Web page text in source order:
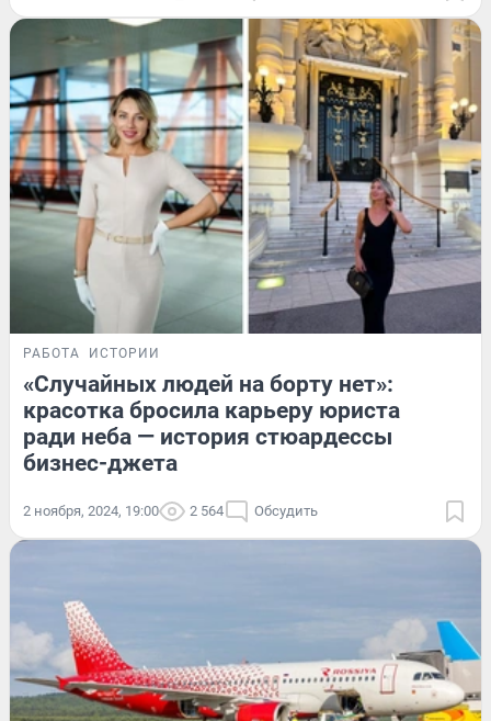
РАБОТА ИСТОРИИ
«Случайных людей на борту нет»:
красотка бросила карьеру юриста
ради неба — история стюардессы
бизнес-джета
2 ноября, 2024, 19:00 2 564 Обсудить